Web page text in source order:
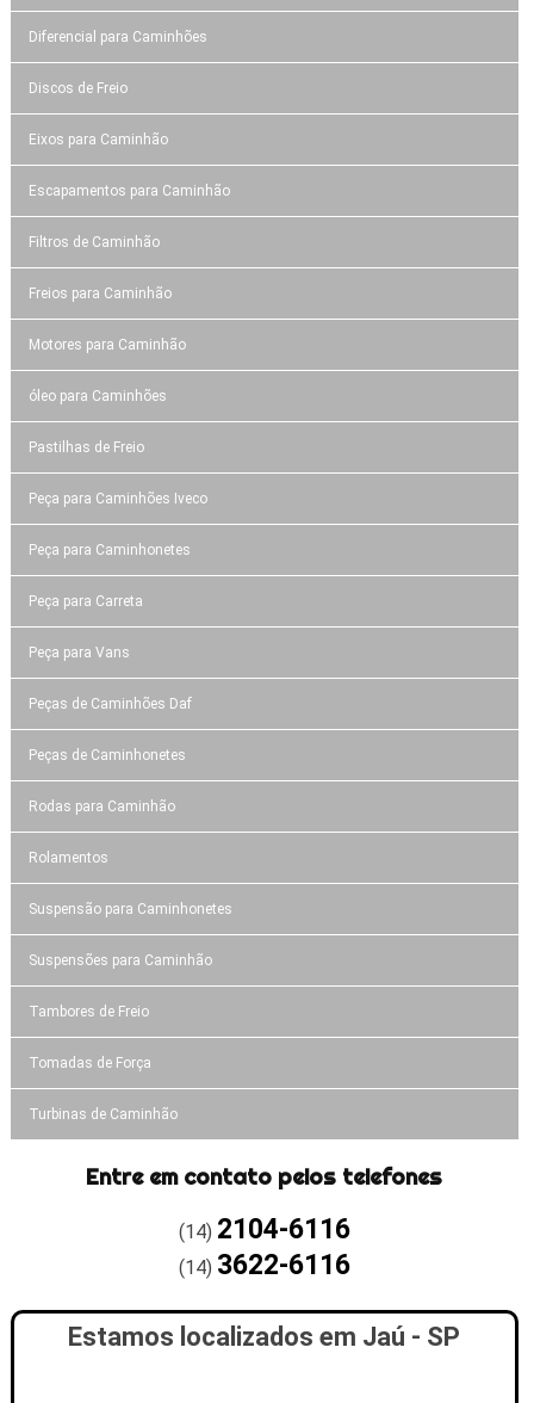
Diferencial para Caminhões
Discos de Freio
Eixos para Caminhão
Escapamentos para Caminhão
Filtros de Caminhão
Freios para Caminhão
Motores para Caminhão
óleo para Caminhões
Pastilhas de Freio
Peça para Caminhões Iveco
Peça para Caminhonetes
Peça para Carreta
Peça para Vans
Peças de Caminhões Daf
Peças de Caminhonetes
Rodas para Caminhão
Rolamentos
Suspensão para Caminhonetes
Suspensões para Caminhão
Tambores de Freio
Tomadas de Força
Turbinas de Caminhão
Entre em contato pelos telefones
(14) 2104-6116
(14) 3622-6116
Estamos localizados em Jaú - SP